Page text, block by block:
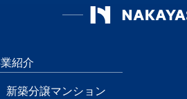
紹介
新築分譲マンション